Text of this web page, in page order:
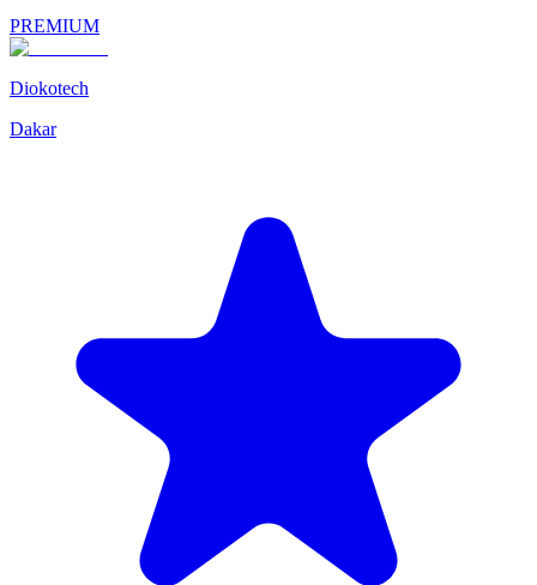
PREMIUM
Diokotech
Dakar